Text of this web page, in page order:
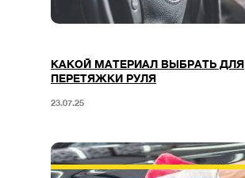
КАКОЙ МАТЕРИАЛ ВЫБРАТЬ ДЛЯ
ПЕРЕТЯЖКИ РУЛЯ
23.07.25